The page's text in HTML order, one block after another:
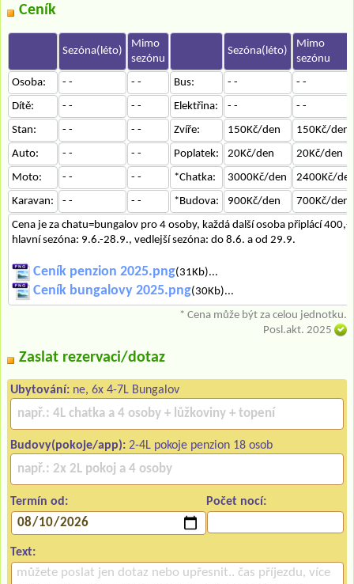
Ceník
Sezóna(léto)
Mimo
sezónu
Sezóna(léto)
Mimo
sezónu
Osoba:
- - - - Bus: - -
- -
Dítě:
- - - - Elektřina: - -
- -
Stan:
- - - - Zvíře: 150Kč/den
150Kč/den
Auto:
- - - - Poplatek: 20Kč/den
20Kč/den
Moto:
- - - - *Chatka: 3000Kč/den
2400Kč/
Karavan:
- - - - *Budova: 900Kč/den
700Kč/den
Cena je za chatu=bungalov pro 4 osoby, každá další osoba připlácí 400,-.
hlavní sezóna: 9.6.-28.9., vedlejší sezóna: do 8.6. a od 29.9.
Ceník penzion 2025.png(31Kb)...
Ceník bungalovy 2025.png(30Kb)...
* Cena může být za celou jednotku.
Posl.akt. 2025
Zaslat rezervaci/dotaz
Ubytování: ne, 6x 4-7L Bungalov
Budovy(pokoje/app): 2-4L pokoje penzion 18 osob
Termín od: Počet nocí:
Text: